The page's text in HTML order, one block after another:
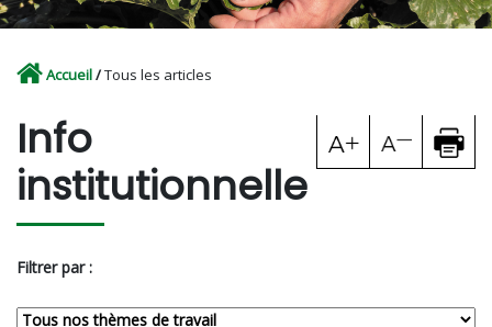
Accueil/Tous les articles
Info
institutionnelle
Filtrer par :